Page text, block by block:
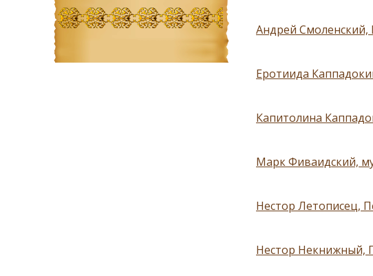
Андрей Смоленский,
Еротиида
Капитолина
Марк Фиваидский,
Нестор Летописец,
Нестор Некнижный,